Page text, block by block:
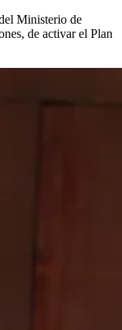
Ministerio de
de activar el Plan